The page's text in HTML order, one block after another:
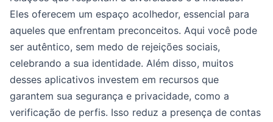
Eles oferecem um espaço acolhedor, essencial para
aqueles que enfrentam preconceitos. Aqui você pode
ser autêntico, sem medo de rejeições sociais,
celebrando a sua identidade. Além disso, muitos
desses aplicativos investem em recursos que
garantem sua segurança e privacidade, como a
verificação de perfis. Isso reduz a presença de contas